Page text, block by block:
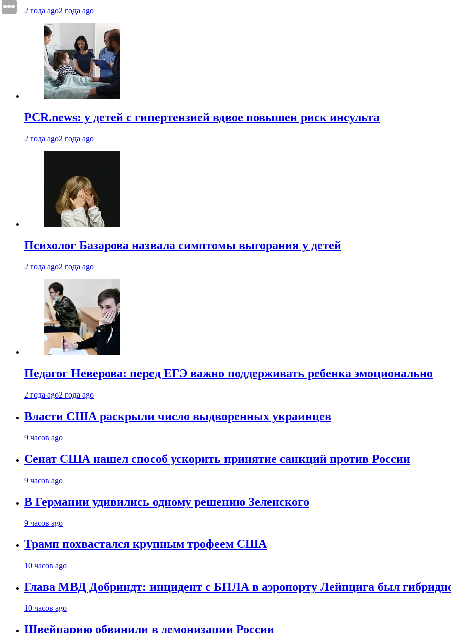
2 года ago2 года ago
PCR.news: у детей с гипертензией вдвое повышен риск инсульта
2 года ago2 года ago
Психолог Базарова назвала симптомы выгорания у детей
2 года ago2 года ago
Педагог Неверова: перед ЕГЭ важно поддерживать ребенка эмоционально
2 года ago2 года ago
Власти США раскрыли число выдворенных украинцев
9 часов ago
Сенат США нашел способ ускорить принятие санкций против России
9 часов ago
В Германии удивились одному решению Зеленского
9 часов ago
Трамп похвастался крупным трофеем США
10 часов ago
Глава МВД Добриндт: инцидент с БПЛА в аэропорту Лейпцига был
10 часов ago
Швейцарию обвинили в демонизации России